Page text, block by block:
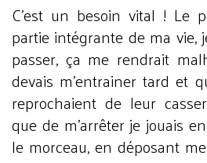
C’est un besoin vital ! Le
partie intégrante de ma vie,
passer, ça me rendrait
devais m’entrainer tard et
reprochaient de leur
que de m’arrêter je jouais
le morceau, en déposant